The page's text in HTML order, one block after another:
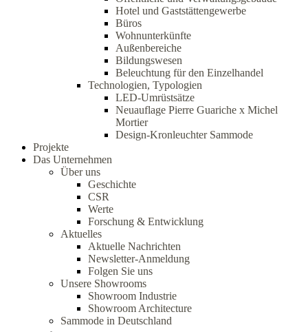
Hotel und Gaststättengewerbe
Büros
Wohnunterkünfte
Außenbereiche
Bildungswesen
Beleuchtung für den Einzelhandel
Technologien, Typologien
LED-Umrüstsätze
Neuauflage Pierre Guariche x Michel
Mortier
Design-Kronleuchter Sammode
Projekte
Das Unternehmen
Über uns
Geschichte
CSR
Werte
Forschung & Entwicklung
Aktuelles
Aktuelle Nachrichten
Newsletter-Anmeldung
Folgen Sie uns
Unsere Showrooms
Showroom Industrie
Showroom Architecture
Sammode in Deutschland